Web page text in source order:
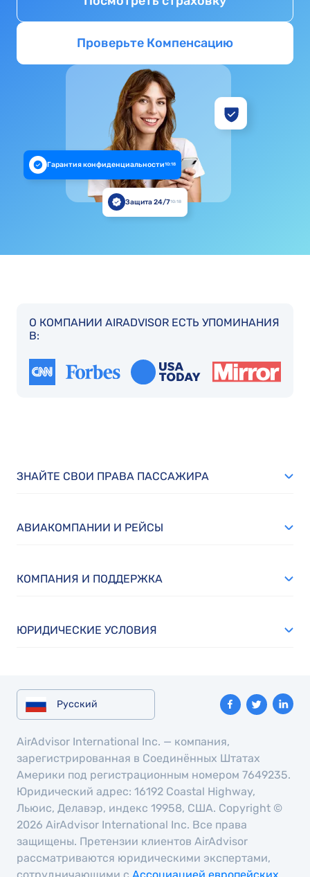
Проверьте Компенсацию
Гарантия конфиденциальности10:18
Защита 24/710:18
О КОМПАНИИ AIRADVISOR ЕСТЬ УПОМИНАНИЯ
В:
ЗНАЙТЕ СВОИ ПРАВА ПАССАЖИРА
АВИАКОМПАНИИ И РЕЙСЫ
КОМПАНИЯ И ПОДДЕРЖКА
ЮРИДИЧЕСКИЕ УСЛОВИЯ
Русский
AirAdvisor International Inc. — компания,
зарегистрированная в Соединённых Штатах
Америки под регистрационным номером 7649235.
Юридический адрес: 16192 Coastal Highway,
Льюис, Делавэр, индекс 19958, США. Copyright ©
2026 AirAdvisor International Inc. Все права
защищены. Претензии клиентов AirAdvisor
рассматриваются юридическими экспертами,